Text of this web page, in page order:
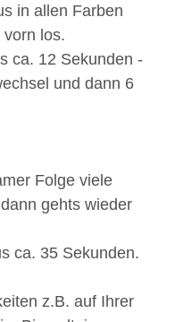
in allen Farben
los.
ca. 12 Sekunden -
und dann 6
Folge viele
gehts wieder
ca. 35 Sekunden.
z.B. auf Ihrer